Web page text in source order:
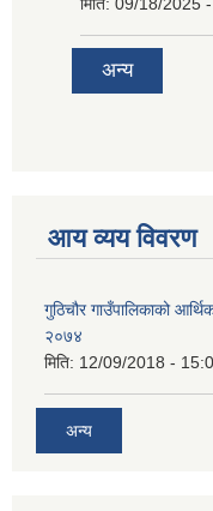
अन्य
आय व्यय विवरण
गुठिचौर गाउँपालिकाको
२०७४
मिति: 12/09/2018 -
अन्य